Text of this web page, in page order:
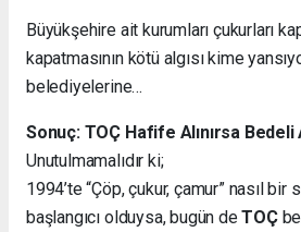
Büyükşehire ait kurumları çukurları
kapatmasının kötü algısı kime
belediyelerine…
Sonuç: TOÇ Hafife Alınırsa Bedeli
Unutulmamalıdır ki;
1994’te “Çöp, çukur, çamur” nasıl
başlangıcı olduysa, bugün deTOÇ